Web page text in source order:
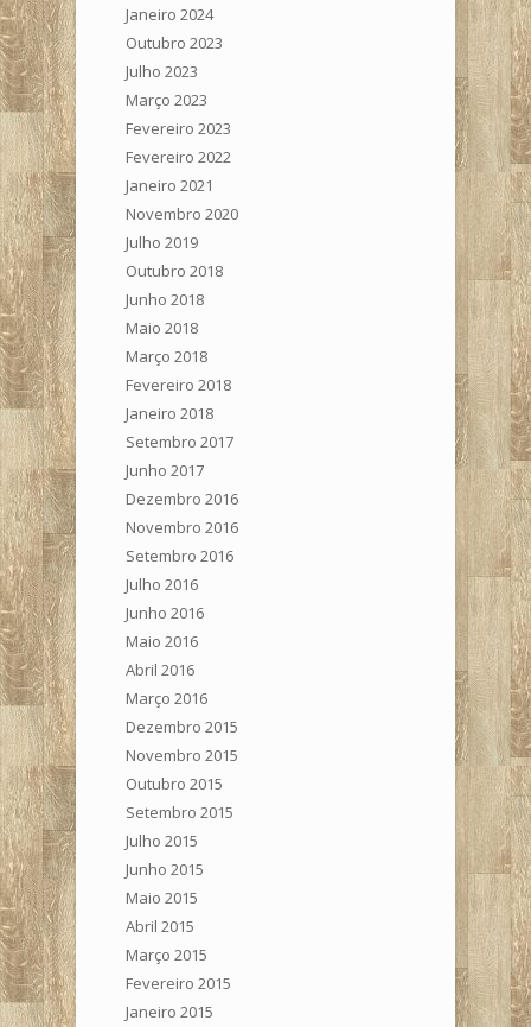
Janeiro 2024
Outubro 2023
Julho 2023
Março 2023
Fevereiro 2023
Fevereiro 2022
Janeiro 2021
Novembro 2020
Julho 2019
Outubro 2018
Junho 2018
Maio 2018
Março 2018
Fevereiro 2018
Janeiro 2018
Setembro 2017
Junho 2017
Dezembro 2016
Novembro 2016
Setembro 2016
Julho 2016
Junho 2016
Maio 2016
Abril 2016
Março 2016
Dezembro 2015
Novembro 2015
Outubro 2015
Setembro 2015
Julho 2015
Junho 2015
Maio 2015
Abril 2015
Março 2015
Fevereiro 2015
Janeiro 2015